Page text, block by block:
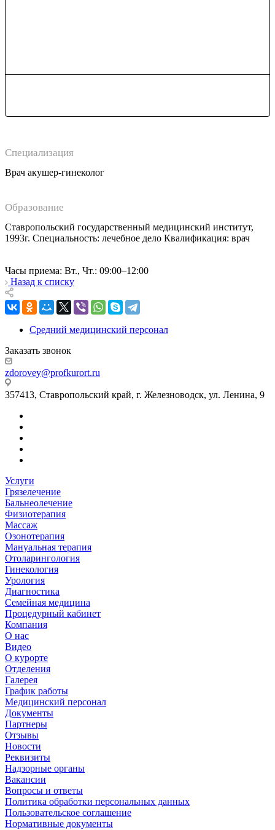
Специализация
Врач акушер-гинеколог
Образование
Ставропольский государственный медицинский институт,
1993г. Специальность: лечебное дело Квалификация: врач
Часы приема: Вт., Чт.: 09:00–12:00
Назад к списку
Средний медицинский персонал
Заказать звонок
zdorovey@profkurort.ru
357413, Ставропольский край, г. Железноводск, ул. Ленина, 9
Услуги
Грязелечение
Бальнеолечение
Физиотерапия
Массаж
Озонотерапия
Мануальная терапия
Отоларингология
Гинекология
Урология
Диагностика
Семейная медицина
Процедурный кабинет
Компания
О нас
Видео
О курорте
Отделения
Галерея
График работы
Медицинский персонал
Документы
Партнеры
Отзывы
Новости
Реквизиты
Надзорные органы
Вакансии
Вопросы и ответы
Политика обработки персональных данных
Пользовательское соглашение
Нормативные документы